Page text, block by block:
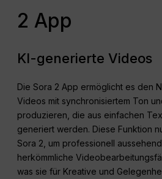
2 App
KI-generierte Videos
Die Sora 2 App ermöglicht es den
Videos mit synchronisiertem Ton
produzieren, die aus einfachen
generiert werden. Diese Funktion
Sora 2, um professionell
herkömmliche
was sie für Kreative und